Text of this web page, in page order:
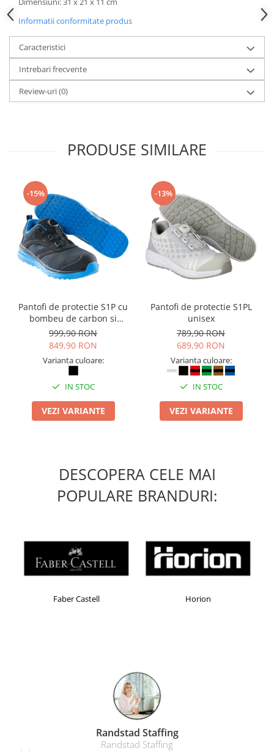
Informatii conformitate produs
Caracteristici
Intrebari frecvente
Review-uri(0)
PRODUSE SIMILARE
-15%
Pantofi de protectie S1P cu
bombeu de carbon si
inchidere BOAÂ® Fit
999,90 RON
849,90 RON
Varianta culoare:
IN STOC
VEZI VARIANTE
-13%
Pantofi de protectie S1PL
unisex
789,90 RON
689,90 RON
Varianta culoare:
IN STOC
VEZI VARIANTE
DESCOPERA CELE MAI
POPULARE BRANDURI:
Faber Castell Horion
Randstad Staffing
Randstad Staffing